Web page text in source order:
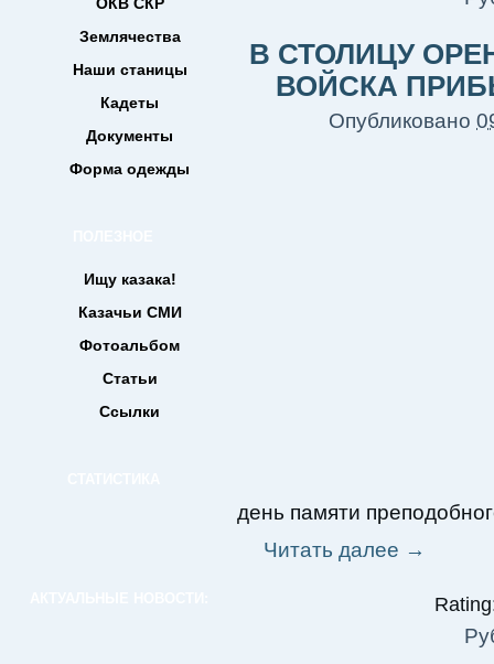
Землячества
Наши станицы
Кадеты
Документы
Форма одежды
Ищу казака!
Казачьи СМИ
Фотоальбом
Статьи
Ссылки
В СТОЛИЦУ
ВОЙСКА
Опубликовано
день памяти
Читать далее →